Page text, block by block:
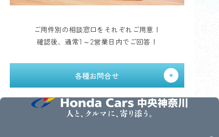
ご用件別の相談窓口をそれぞれご用意！
確認後、通常1～2営業日内でご回答！
各種お問合せ
人と、クルマに、寄り添う。